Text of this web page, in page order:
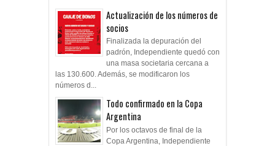
Actualización de los números de
socios
Finalizada la depuración del
padrón, Independiente quedó con
una masa societaria cercana a
las 130.600. Además, se modificaron los
números d...
Todo confirmado en la Copa
Argentina
Por los octavos de final de la
Copa Argentina, Independiente